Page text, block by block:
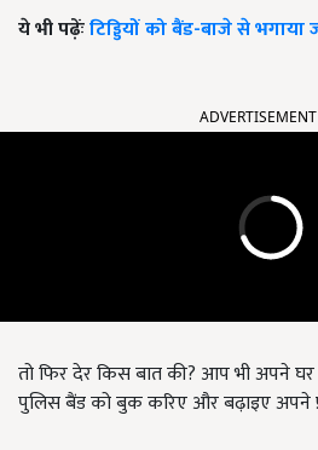
ये भी पढ़ेंःटिड्डियों को बैंड-बाजे से भगाया
ADVERTISEMENT
तो फिर देर किस बात की? आप भी अपने
पुलिस बैंड को बुक करिए और बढ़ाइए अपने